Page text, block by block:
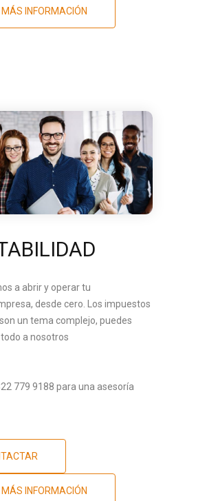
INFORMACIÓN
a abrir y operar tu
desde cero. Los impuestos
un tema complejo, puedes
a nosotros
779 9188 para una asesoría
INFORMACIÓN